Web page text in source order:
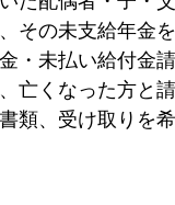
その未支給年金
・未払い給付金
亡くなった方と
類、受け取りを